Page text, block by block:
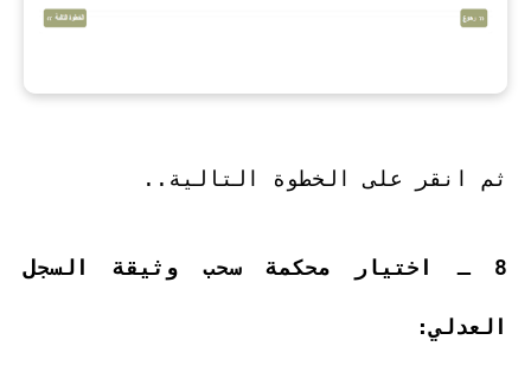
ثم انقر على الخطوة التالية..
8 ـ اختيار محكمة سحب وثيقة السجل
العدلي: